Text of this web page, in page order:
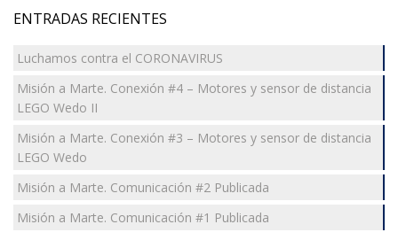
ENTRADAS RECIENTES
Luchamos contra el CORONAVIRUS
Misión a Marte. Conexión #4 – Motores y sensor de distancia
LEGO Wedo II
Misión a Marte. Conexión #3 – Motores y sensor de distancia
LEGO Wedo
Misión a Marte. Comunicación #2 Publicada
Misión a Marte. Comunicación #1 Publicada